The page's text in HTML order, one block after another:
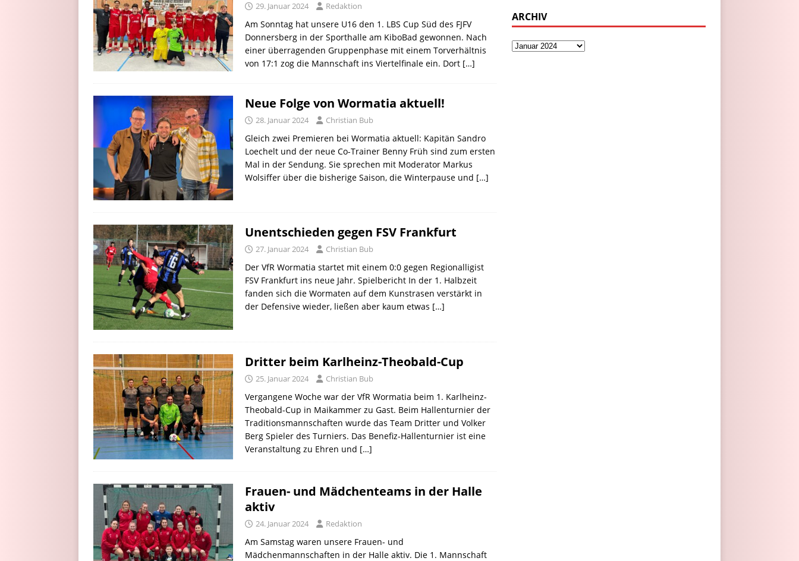
29. Januar 2024 Redaktion
Am Sonntag hat unsere U16 den 1. LBS Cup Süd des FJFV
Donnersberg in der Sporthalle am KiboBad gewonnen. Nach
einer überragenden Gruppenphase mit einem Torverhältnis
von 17:1 zog die Mannschaft ins Viertelfinale ein. Dort […]
Neue Folge von Wormatia aktuell!
28. Januar 2024 Christian Bub
Gleich zwei Premieren bei Wormatia aktuell: Kapitän Sandro
Loechelt und der neue Co-Trainer Benny Früh sind zum ersten
Mal in der Sendung. Sie sprechen mit Moderator Markus
Wolsiffer über die bisherige Saison, die Winterpause und […]
Unentschieden gegen FSV Frankfurt
27. Januar 2024 Christian Bub
Der VfR Wormatia startet mit einem 0:0 gegen Regionalligist
FSV Frankfurt ins neue Jahr. Spielbericht In der 1. Halbzeit
fanden sich die Wormaten auf dem Kunstrasen verstärkt in
der Defensive wieder, ließen aber kaum etwas […]
Dritter beim Karlheinz-Theobald-Cup
25. Januar 2024 Christian Bub
Vergangene Woche war der VfR Wormatia beim 1. Karlheinz-
Theobald-Cup in Maikammer zu Gast. Beim Hallenturnier der
Traditionsmannschaften wurde das Team Dritter und Volker
Berg Spieler des Turniers. Das Benefiz-Hallenturnier ist eine
Veranstaltung zu Ehren und […]
Frauen- und Mädchenteams in der Halle
aktiv
24. Januar 2024 Redaktion
Am Samstag waren unsere Frauen- und
Mädchenmannschaften in der Halle aktiv. Die 1. Mannschaft
ARCHIV